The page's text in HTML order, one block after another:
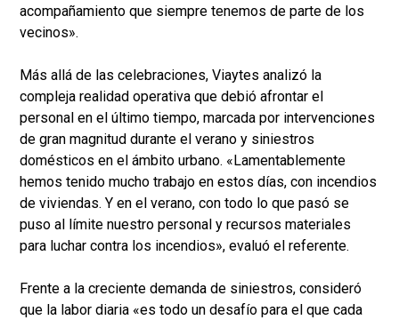
acompañamiento que siempre tenemos de parte de los
vecinos».
Más allá de las celebraciones, Viaytes analizó la
compleja realidad operativa que debió afrontar el
personal en el último tiempo, marcada por intervenciones
de gran magnitud durante el verano y siniestros
domésticos en el ámbito urbano. «Lamentablemente
hemos tenido mucho trabajo en estos días, con incendios
de viviendas. Y en el verano, con todo lo que pasó se
puso al límite nuestro personal y recursos materiales
para luchar contra los incendios», evaluó el referente.
Frente a la creciente demanda de siniestros, consideró
que la labor diaria «es todo un desafío para el que cada